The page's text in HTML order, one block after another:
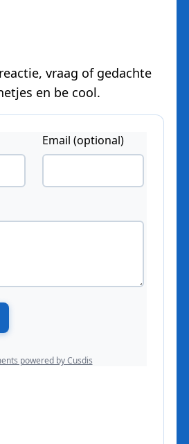
vraag of gedachte
en be cool.